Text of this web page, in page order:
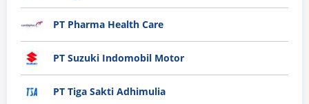
PT Pharma Health Care
PT Suzuki Indomobil Motor
PT Tiga Sakti Adhimulia